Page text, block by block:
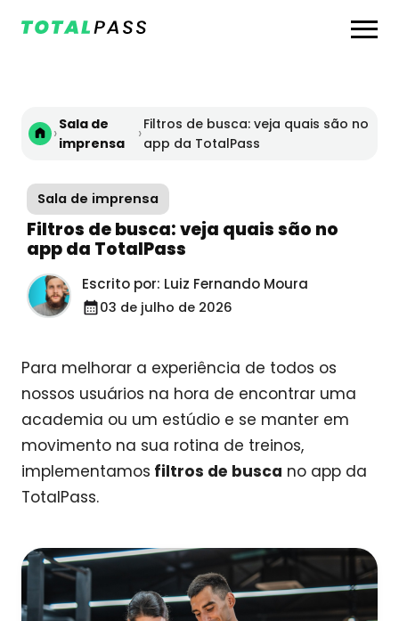
›Sala de
imprensa
›Filtros de busca: veja quais são no
app da TotalPass
Sala de imprensa
Filtros de busca: veja quais são no
app da TotalPass
Escrito por: Luiz Fernando Moura
03 de julho de 2026
Para melhorar a experiência de todos os
nossos usuários na hora de encontrar uma
academia ou um estúdio e se manter em
movimento na sua rotina de treinos,
implementamos filtros de busca no app da
TotalPass.